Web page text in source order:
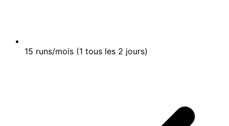
15 runs/mois (1 tous les 2 jours)